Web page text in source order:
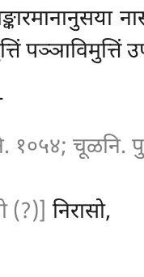
पञ्ञाविमुत्तिं
१०५४;
(?)] निरासो,